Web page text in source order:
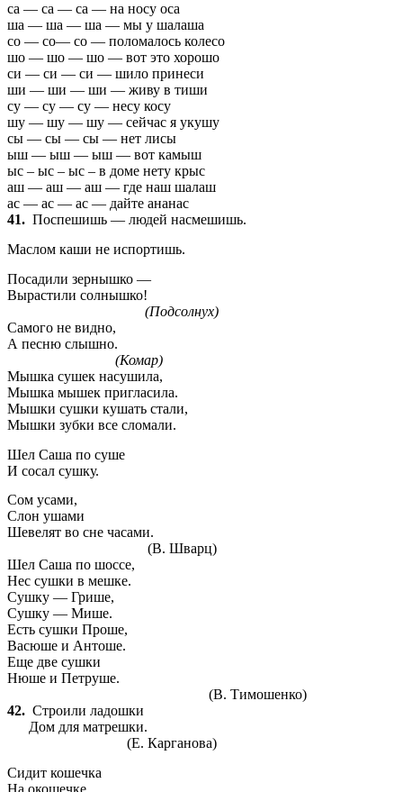
са — са — са — на носу оса
ша — ша — ша — мы у шалаша
со — со— со — поломалось колесо
шо — шо — шо — вот это хорошо
си — си — си — шило принеси
ши — ши — ши — живу в тиши
су — су — су — несу косу
шу — шу — шу — сейчас я укушу
сы — сы — сы — нет лисы
ыш — ыш — ыш — вот камыш
ыс – ыс – ыс – в доме нету крыс
аш — аш — аш — где наш шалаш
ас — ас — ас — дайте ананас
41. Поспешишь — людей насмешишь.
Маслом каши не испортишь.
Посадили зернышко —
Вырастили солнышко!
(Подсолнух)
Самого не видно,
А песню слышно.
(Комар)
Мышка сушек насушила,
Мышка мышек пригласила.
Мышки сушки кушать стали,
Мышки зубки все сломали.
Шел Саша по суше
И сосал сушку.
Сом усами,
Слон ушами
Шевелят во сне часами.
(В. Шварц)
Шел Саша по шоссе,
Нес сушки в мешке.
Сушку — Грише,
Сушку — Мише.
Есть сушки Проше,
Васюше и Антоше.
Еще две сушки
Нюше и Петруше.
(В. Тимошенко)
42. Строили ладошки
Дом для матрешки.
(Е. Карганова)
Сидит кошечка
На окошечке.